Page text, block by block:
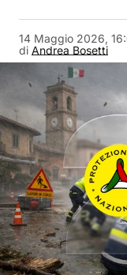
di Andrea Bosetti
14 Maggio 2026,